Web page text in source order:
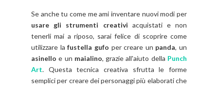
Se anche tu come me ami inventare nuovi modi per
usare gli strumenti creativi acquistati e non
tenerli mai a riposo, sarai felice di scoprire come
utilizzare lafustella gufo per creare un panda, un
asinelloe un maialino, grazie all'aiuto della Punch
Art. Questa tecnica creativa sfrutta le forme
semplici per creare dei personaggi più elaborati che